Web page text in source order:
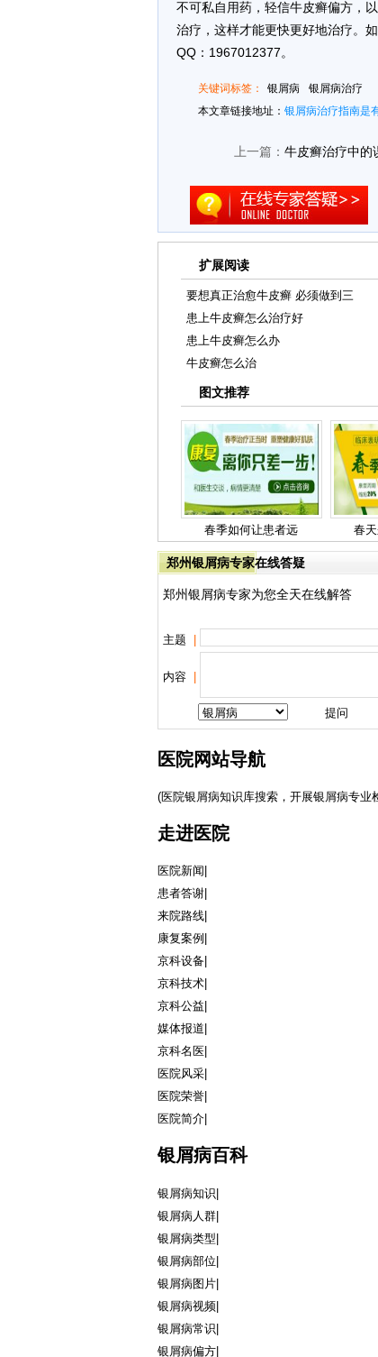
不可私自用药，轻信牛皮癣偏方，
治疗，这样才能更快更好地治疗。
QQ：1967012377。
关键词标签： 银屑病
银屑病治疗
本文章链接地址： 银屑病治疗指南是
上一篇： 牛皮癣治疗中的
扩展阅读
要想真正治愈牛皮癣 必须做到三
患上牛皮癣怎么治疗好
患上牛皮癣怎么办
牛皮癣怎么治
图文推荐
春季如何让患者远 春
郑州银屑病专家在线答疑
郑州银屑病专家为您全天在线解答
主题 |
内容
医院网站导航
(医院银屑病知识库搜索，开展银屑病专业
走进医院
医院新闻
患者答谢|
来院路线|
康复案例
京科设备
京科技术|
京科公益
媒体报道
京科名医|
医院风采|
医院荣誉|
医院简介|
银屑病百科
银屑病知识|
银屑病人群|
银屑病类型|
银屑病部位|
银屑病图片|
银屑病视频|
银屑病常识|
银屑病偏方|